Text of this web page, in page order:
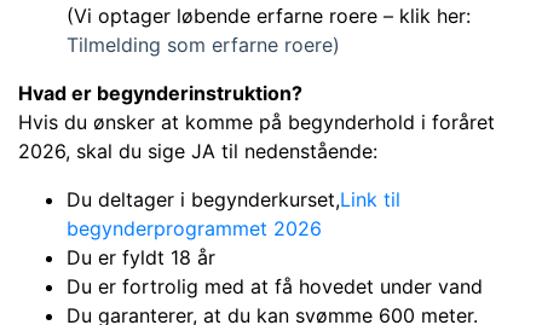
(Vi optager løbende erfarne roere – klik her:
Tilmelding som erfarne roere)
Hvad er begynderinstruktion?
Hvis du ønsker at komme på begynderhold i foråret
2026, skal du sige JA til nedenstående:
Du deltager i begynderkurset,Link til
begynderprogrammet 2026
Du er fyldt 18 år
Du er fortrolig med at få hovedet under vand
Du garanterer, at du kan svømme 600 meter.